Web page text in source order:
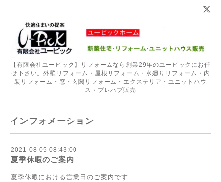
【有限会社ユーピック】リフォームなら創業29年のユーピックにお任
せ下さい。外壁リフォーム・屋根リフォーム・水廻りリフォーム・内
装リフォーム・窓・玄関リフォーム・エクステリア・ユニットハウ
ス・プレハブ販売
インフォメーション
2021-08-05 08:43:00
夏季休暇のご案内
夏季休暇における営業日のご案内です